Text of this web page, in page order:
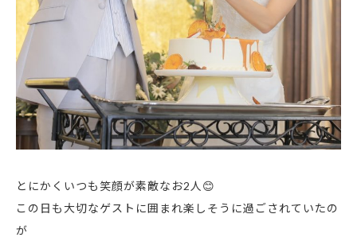
とにかくいつも笑顔が素敵なお2人😊
この日も大切なゲストに囲まれ楽しそうに過ごされていたの
が